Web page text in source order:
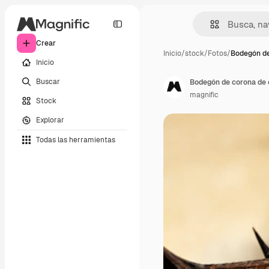
Crear
Inicio
Buscar
Stock
Explorar
Todas las herramientas
Inicio/stock/Fotos/Bodegón
Bodegón de corona
magnific